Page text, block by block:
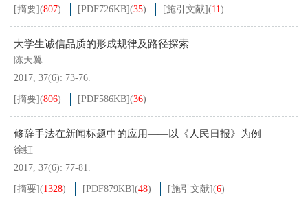
[摘要](807) [PDF726KB](35) [施引文献](11)
大学生诚信品质的形成规律及路径探索
陈天翼
2017, 37(6): 73-76.
[摘要](806) [PDF586KB](36)
修辞手法在新闻标题中的应用——以《人民日报》为例
徐虹
2017, 37(6): 77-81.
[摘要](1328) [PDF879KB](48) [施引文献](6)